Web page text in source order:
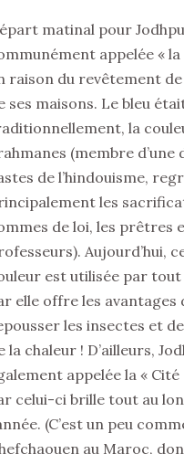
matinal pour
appelée « la
raison du revêtement
ses maisons. Le bleu
la
(membre d’une
de l’hindouisme,
les
de loi, les prêtres
Aujourd’hui,
est utilisée par tout
elle offre les avantages
les insectes et
la chaleur ! D’ailleurs,
appelée la « Cité
celui-ci brille tout au
(C’est un peu
au Maroc,